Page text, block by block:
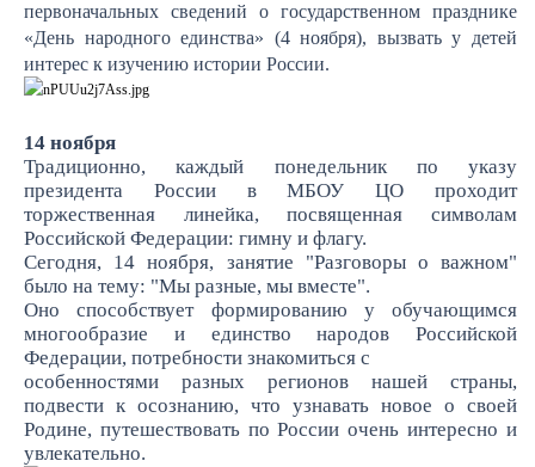
первоначальных сведений о государственном празднике
«День народного единства» (4 ноября), вызвать у детей
интерес к изучению истории России.
14 ноября
Традиционно, каждый понедельник по указу
президента России в МБОУ ЦО проходит
торжественная линейка, посвященная символам
Российской Федерации: гимну и флагу.
Сегодня, 14 ноября, занятие "Разговоры о важном"
было на тему: "Мы разные, мы вместе".
Оно способствует формированию у обучающимся
многообразие и единство народов Российской
Федерации, потребности знакомиться с
особенностями разных регионов нашей страны,
подвести к осознанию, что узнавать новое о своей
Родине, путешествовать по России очень интересно и
увлекательно.